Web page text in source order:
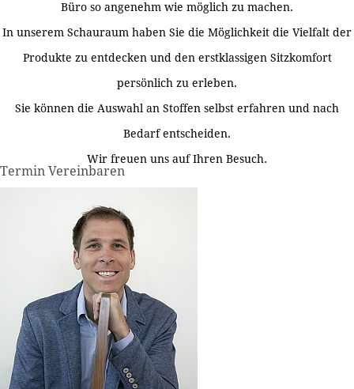
Büro so angenehm wie möglich zu machen.
In unserem Schauraum haben Sie die Möglichkeit die Vielfalt der
Produkte zu entdecken und den erstklassigen Sitzkomfort
persönlich zu erleben.
Sie können die Auswahl an Stoffen selbst erfahren und nach
Bedarf entscheiden.
Wir freuen uns auf Ihren Besuch.
Termin Vereinbaren